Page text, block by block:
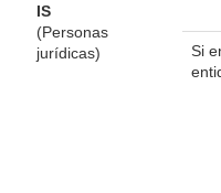
IS
(Personas
jurídicas)
Si